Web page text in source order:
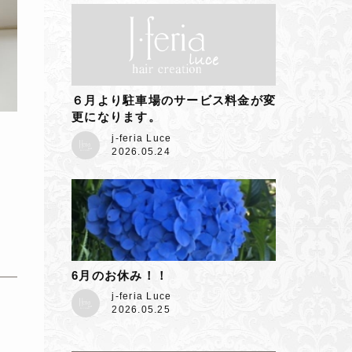
６月より駐車場のサービス料金が変
更になります。
j-feria Luce
2026.05.24
6月のお休み！！
j-feria Luce
2026.05.25